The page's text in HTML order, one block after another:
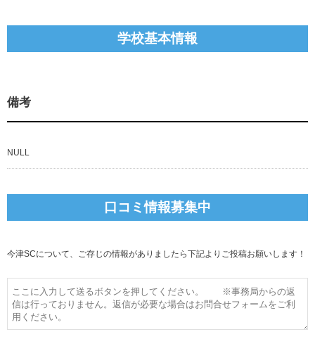
学校基本情報
備考
NULL
口コミ情報募集中
今津SCについて、ご存じの情報がありましたら下記よりご投稿お願いします！